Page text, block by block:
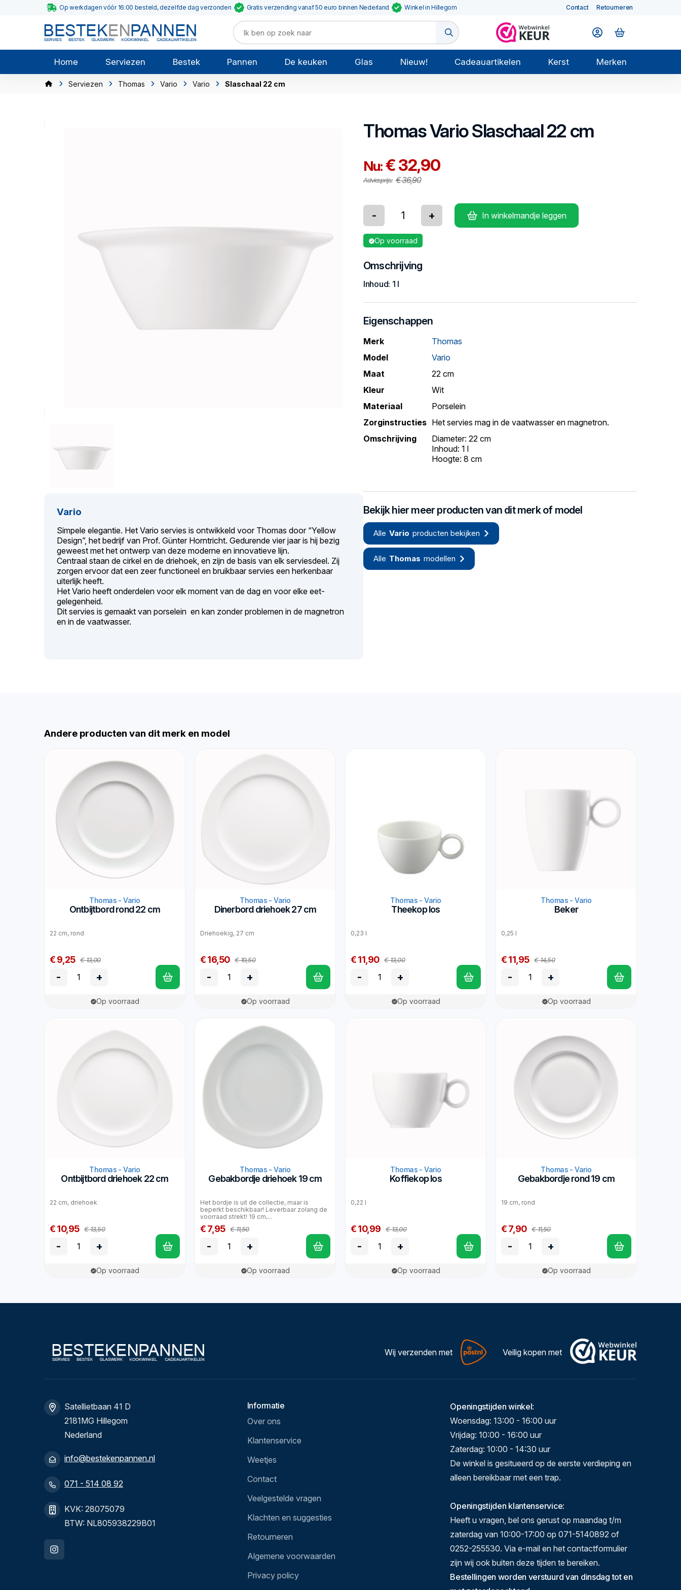
Op werkdagen vóór 16:00 besteld, dezelfde dag verzonden Gratis verzending vanaf 50 euro binnen Nederland Winkel in Hillegom Contact Retourneren
Home Serviezen Bestek Pannen De keuken Glas Nieuw! Cadeauartikelen Kerst Merken
Serviezen Thomas Vario Vario Slaschaal 22 cm
Vario
Simpele elegantie. Het Vario servies is ontwikkeld voor Thomas door “Yellow
Design”, het bedrijf van Prof. Günter Horntricht. Gedurende vier jaar is hij bezig
geweest met het ontwerp van deze moderne en innovatieve lijn.
Centraal staan de cirkel en de driehoek, en zijn de basis van elk serviesdeel. Zij
zorgen ervoor dat een zeer functioneel en bruikbaar servies een herkenbaar
uiterlijk heeft.
Het Vario heeft onderdelen voor elk moment van de dag en voor elke eet-
gelegenheid.
Dit servies is gemaakt van porselein en kan zonder problemen in de magnetron
en in de vaatwasser.
ThomasVarioSlaschaal 22 cm
Nu:€ 32,90
Adviesprijs: € 36,90
- + In winkelmandje leggen
Op voorraad
Omschrijving
Inhoud: 1 l
Eigenschappen
Merk
Thomas
Model
Vario
Maat
22 cm
Kleur
Wit
Materiaal
Porselein
Zorginstructies Het servies mag in de vaatwasser en magnetron.
Omschrijving
Diameter: 22 cm
Inhoud: 1 l
Hoogte: 8 cm
Bekijk hier meer producten van dit merk of model
Alle Vario producten bekijken
Alle Thomas modellen
Andere producten van dit merk en model
Thomas - Vario
Ontbijtbord rond 22 cm
22 cm, rond
€ 9,25 € 13,00
- +
Op voorraad
Thomas - Vario
Dinerbord driehoek 27 cm
Driehoekig, 27 cm
€ 16,50 € 19,50
- +
Op voorraad
Thomas - Vario
Theekop los
0,23 l
€ 11,90 € 13,00
- +
Op voorraad
Thomas - Vario
Beker
0,25 l
€ 11,95 € 14,50
- +
Op voorraad
Thomas - Vario
Ontbijtbord driehoek 22 cm
22 cm, driehoek
€ 10,95 € 13,50
- +
Op voorraad
Thomas - Vario
Gebakbordje driehoek 19 cm
Het bordje is uit de collectie, maar is
beperkt beschikbaar! Leverbaar zolang de
voorraad strekt! 19 cm,...
€ 7,95 € 11,50
- +
Op voorraad
Thomas - Vario
Koffiekop los
0,22 l
€ 10,99 € 13,00
- +
Op voorraad
Thomas - Vario
Gebakbordje rond 19 cm
19 cm, rond
€ 7,90 € 11,50
- +
Op voorraad
Wij verzenden met Veilig kopen met
Satellietbaan 41 D
2181MG Hillegom
Nederland
info@bestekenpannen.nl
071 - 514 08 92
KVK: 28075079
BTW: NL805938229B01
Informatie
Over ons
Klantenservice
Weetjes
Contact
Veelgestelde vragen
Klachten en suggesties
Retourneren
Algemene voorwaarden
Privacy policy
Openingstijden winkel:
Woensdag: 13:00 - 16:00 uur
Vrijdag: 10:00 - 16:00 uur
Zaterdag: 10:00 - 14:30 uur
De winkel is gesitueerd op de eerste verdieping en
alleen bereikbaar met een trap.
Openingstijden klantenservice:
Heeft u vragen, bel ons gerust op maandag t/m
zaterdag van 10:00-17:00 op 071-5140892 of
0252-255530. Via e-mail en het contactformulier
zijn wij ook buiten deze tijden te bereiken.
Bestellingen worden verstuurd van dinsdag tot en